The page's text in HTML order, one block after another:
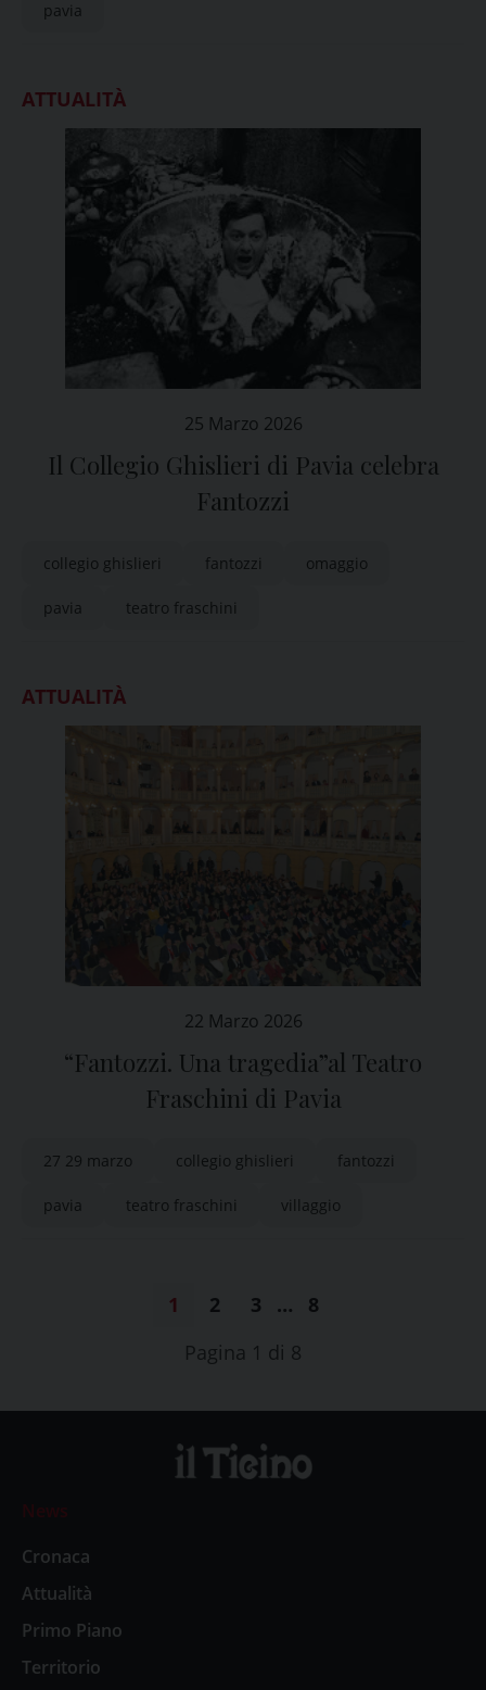
pavia
ATTUALITÀ
25 Marzo 2026
Il Collegio Ghislieri di Pavia celebra
Fantozzi
collegio ghislieri fantozzi omaggio
pavia teatro fraschini
ATTUALITÀ
22 Marzo 2026
“Fantozzi. Una tragedia”al Teatro
Fraschini di Pavia
27 29 marzo collegio ghislieri fantozzi
pavia teatro fraschini villaggio
1 2 3 …
8
Pagina 1 di 8
News
Cronaca
Attualità
Primo Piano
Territorio